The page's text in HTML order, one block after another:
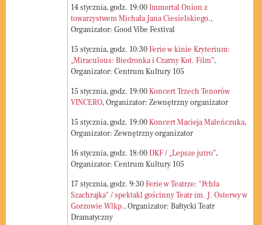
14stycznia, godz. 19:00Immortal Onion z
towarzystwem Michała Jana Ciesielskiego.,
Organizator: Good Vibe Festival
15 stycznia, godz. 10:30Ferie w kinie Kryterium:
„Miraculous: Biedronka i Czarny Kot. Film”,
Organizator: Centrum Kultury 105
15 stycznia, godz. 19:00Koncert Trzech Tenorów
VINCERO, Organizator: Zewnętrzny organizator
15 stycznia, godz. 19:00Koncert Macieja Maleńczuka,
Organizator: Zewnętrzny organizator
16stycznia, godz. 18:00DKF / „Lepsze jutro”,
Organizator: Centrum Kultury 105
17 stycznia, godz. 9:30Ferie w Teatrze: "Pchła
Szachrajka" / spektakl gościnny Teatr im. J. Osterwy w
Gorzowie Wlkp., Organizator: Bałtycki Teatr
Dramatyczny